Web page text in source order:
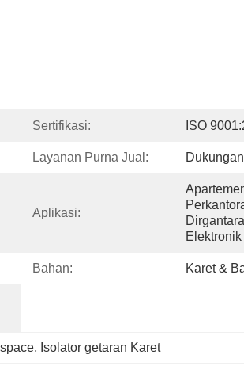
Sertifikasi: ISO
Layanan Purna Jual:
Aplikasi:
Bahan: Karet &
, Isolator getaran Karet